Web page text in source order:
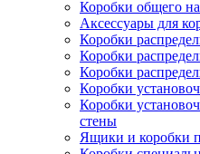
Коробки общего
Аксессуары для
Коробки
Коробки
Коробки
Коробки
Коробки
стены
Ящики и коробки